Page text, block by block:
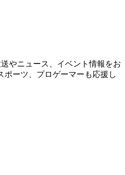
やニュース、イベント情報をお
ポーツ、プロゲーマーも応援し